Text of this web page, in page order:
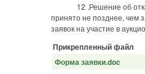
12 .Решение об
принято не позднее, чем
заявок на участие в
Прикрепленный файл
Форма заявки.doc